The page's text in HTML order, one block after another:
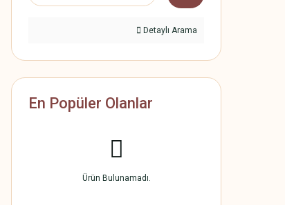
Detaylı Arama
En Popüler Olanlar
Ürün Bulunamadı.